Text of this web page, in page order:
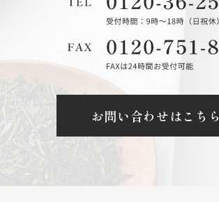
お問い合わせはこちら